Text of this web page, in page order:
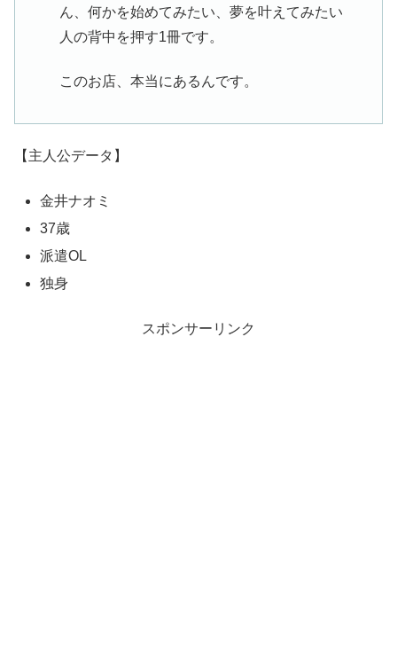
ん、何かを始めてみたい、夢を叶えてみたい
人の背中を押す1冊です。
このお店、本当にあるんです。
【主人公データ】
金井ナオミ
37歳
派遣OL
独身
スポンサーリンク